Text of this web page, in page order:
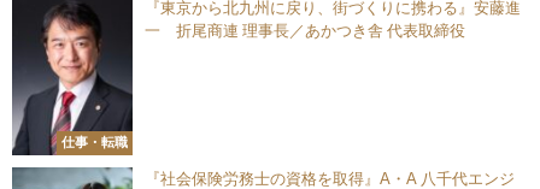
仕事・転職
『東京から北九州に戻り、街づくりに携わる』安藤進
一 折尾商連 理事長／あかつき舎 代表取締役
『社会保険労務士の資格を取得』A・A 八千代エンジ